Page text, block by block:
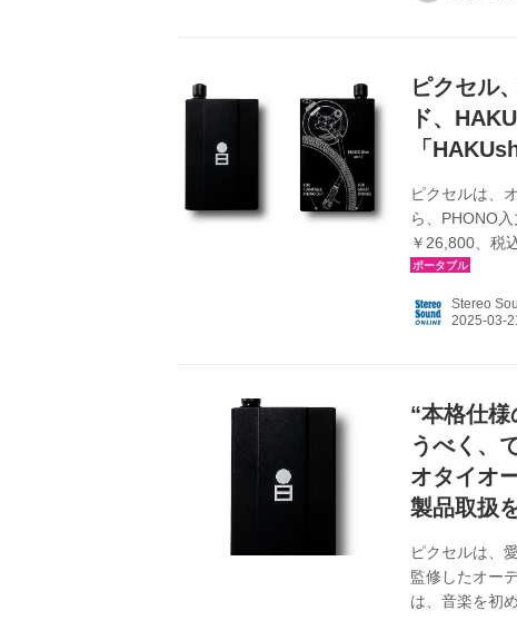
ピクセル
ド、
「
ピクセルは、
ら、PHONO
￥26,800、税
初めたばかり
楽しんでもら
Stereo
“本格仕
うべく、
オタイオ
製品取扱
ピクセルは、
監修したオー
は、音楽を初